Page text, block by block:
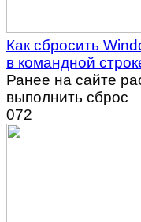
Как сбросить
в командной
Ранее на сайте
выполнить сброс
072